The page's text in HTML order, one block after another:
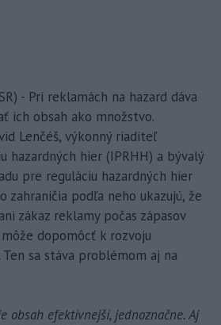
- Pri reklamách na hazard dáva
ich obsah ako množstvo.
Lenčéš, výkonný riaditeľ
hazardných hier (IPRHH) a bývalý
pre reguláciu hazardných hier
zahraničia podľa neho ukazujú, že
zákaz reklamy počas zápasov
dopomôcť k rozvoju
Ten sa stáva problémom aj na
obsah efektívnejší, jednoznačne. Aj